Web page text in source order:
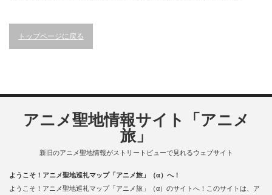
トップページに戻る
アニメ聖地情報サイト「アニメ
旅」
新旧のアニメ聖地情報がストリートビューで見れるウェブサイト
ようこそ！アニメ聖地巡礼マップ「アニメ旅」（α）へ！
ようこそ！アニメ聖地巡礼マップ「アニメ旅」（α）のサイトへ！このサイトは、ア